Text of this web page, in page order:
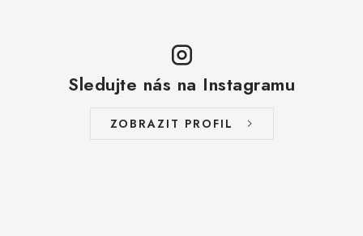
Sledujte nás na Instagramu
ZOBRAZIT PROFIL